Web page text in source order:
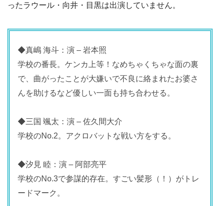
ったラウール・向井・目黒は出演していません。
◆真嶋 海斗：演 – 岩本照
学校の番長。ケンカ上等！なめちゃくちゃな面の裏
で、曲がったことが大嫌いで不良に絡まれたお婆さ
んを助けるなど優しい一面も持ち合わせる。
◆三国 颯太：演 – 佐久間大介
学校のNo.2。アクロバットな戦い方をする。
◆汐見 睦：演 – 阿部亮平
学校のNo.3で参謀的存在。すごい髪形（！）がトレ
ードマーク。